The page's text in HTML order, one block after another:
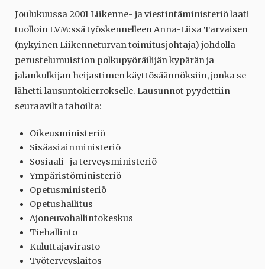
Joulukuussa 2001 Liikenne- ja viestintäministeriö laati
tuolloin LVM:ssä työskennelleen Anna-Liisa Tarvaisen
(nykyinen Liikenneturvan toimitusjohtaja) johdolla
perustelumuistion polkupyöräilijän kypärän ja
jalankulkijan heijastimen käyttösäännöksiin, jonka se
lähetti lausuntokierrokselle. Lausunnot pyydettiin
seuraavilta tahoilta:
Oikeusministeriö
Sisäasiainministeriö
Sosiaali- ja terveysministeriö
Ympäristöministeriö
Opetusministeriö
Opetushallitus
Ajoneuvohallintokeskus
Tiehallinto
Kuluttajavirasto
Työterveyslaitos